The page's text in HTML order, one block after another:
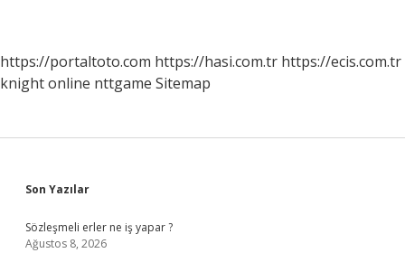
https://portaltoto.com https://hasi.com.tr https://ecis.com.tr
knight online nttgame Sitemap
Sidebar
Son Yazılar
Sözleşmeli erler ne iş yapar ?
Ağustos 8, 2026